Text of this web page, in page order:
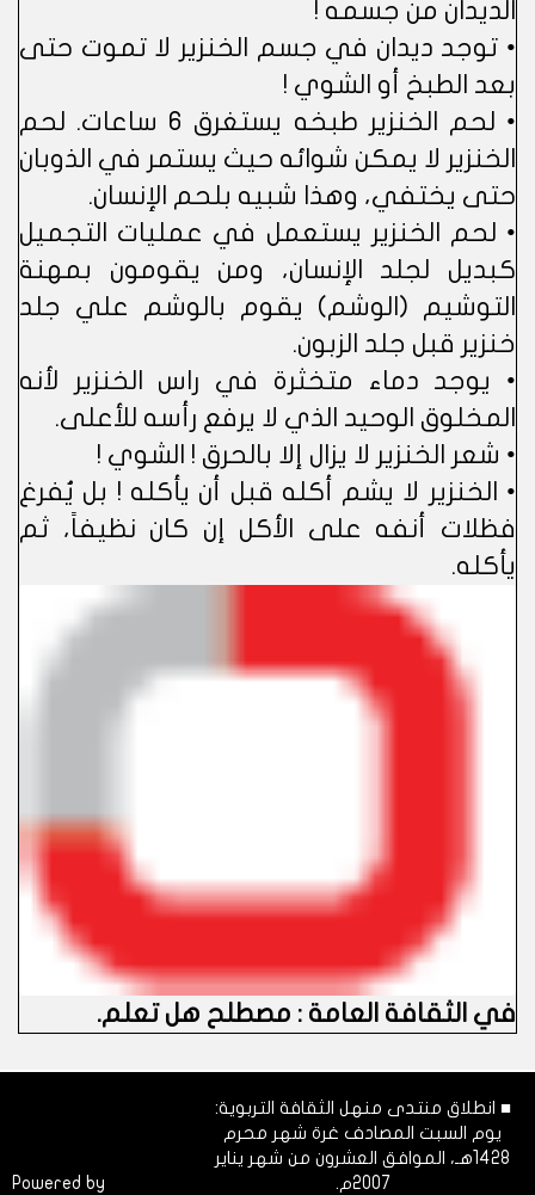
الديدان من جسمه !
• توجد ديدان في جسم الخنزير لا تموت حتى
بعد الطبخ أو الشوي !
• لحم الخنزير طبخه يستغرق 6 ساعات. لحم
الخنزير لا يمكن شوائه حيث يستمر في الذوبان
حتى يختفي، وهذا شبيه بلحم الإنسان.
• لحم الخنزير يستعمل في عمليات التجميل
كبديل لجلد الإنسان، ومن يقومون بمهنة
التوشيم (الوشم) يقوم بالوشم علي جلد
خنزير قبل جلد الزبون.
• يوجد دماء متخثرة في راس الخنزير لأنه
المخلوق الوحيد الذي لا يرفع رأسه للأعلى.
• شعر الخنزير لا يزال إلا بالحرق ! الشوي !
• الخنزير لا يشم أكله قبل أن يأكله ! بل يُفرغ
فظلات أنفه على الأكل إن كان نظيفاً، ثم
يأكله.
في الثقافة العامة : مصطلح هل تعلم.
■ انطلاق منتدى منهل الثقافة التربوية:
يوم السبت المصادف غرة شهر محرم
1428هـ، الموافق العشرون من شهر يناير
2007م.
Powered by